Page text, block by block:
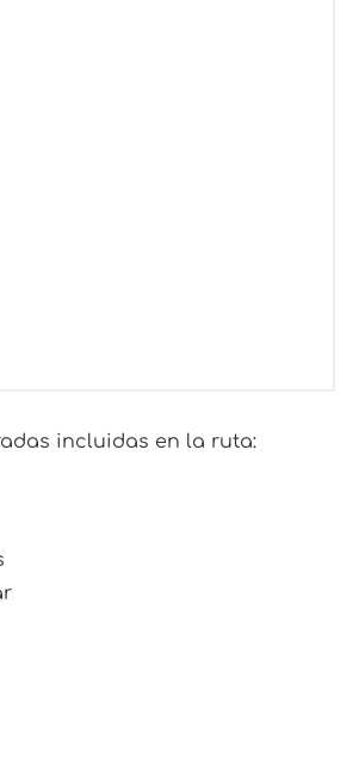
incluidas en la ruta: